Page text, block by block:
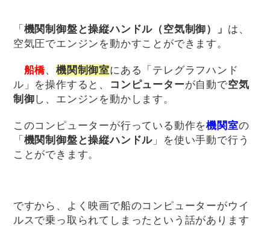
「 機関制御盤と操縦ハンドル（空気制御）」 は、
空気圧でエンジンを動かすことができます。
船橋、機関制御室にある「テレグラフハンド
ル」を操作すると、 コンピューターが自動で空気
制御し、エンジンを動かします。
このコンピューターが行っている動作を機関室の
「 機関制御盤と操縦ハンドル 」を使い手動で行う
ことができます。
ですから、よく映画で船のコンピューターがウイ
ルスで乗っ取られてしまったという話があります